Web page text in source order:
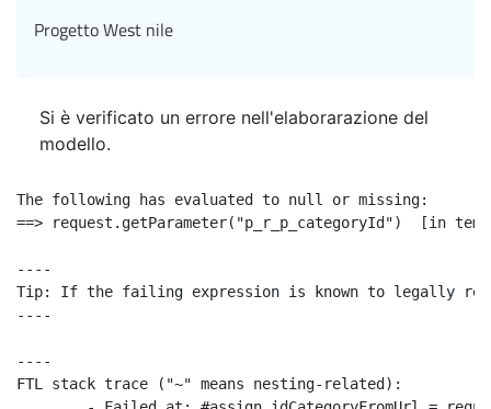
Si è verificato un errore nell'elaborarazione del
modello.
The following has evaluated to null or missing:
==> request.getParameter("p_r_p_categoryId")  [in
----
Tip: If the failing expression is known to legally refer
----
----
FTL stack trace ("~" means nesting-related):
Progetto West nile